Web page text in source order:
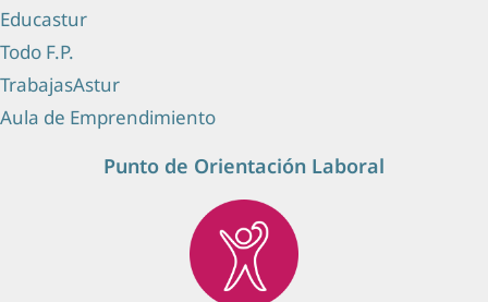
Educastur
Todo F.P.
TrabajasAstur
Aula de Emprendimiento
Punto de Orientación Laboral